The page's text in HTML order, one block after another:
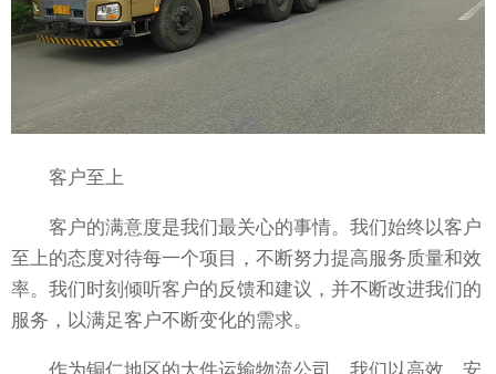
客户至上
客户的满意度是我们最关心的事情。我们始终以客户
至上的态度对待每一个项目，不断努力提高服务质量和效
率。我们时刻倾听客户的反馈和建议，并不断改进我们的
服务，以满足客户不断变化的需求。